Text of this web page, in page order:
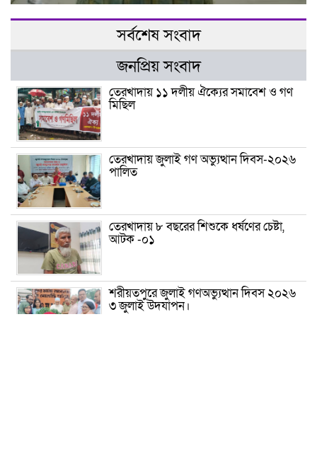
সর্বশেষ সংবাদ
জনপ্রিয় সংবাদ
তেরখাদায় ১১ দলীয় ঐক্যের সমাবেশ ও গণ
মিছিল
তেরখাদায় জুলাই গণ অভ্যুত্থান দিবস-২০২৬
পালিত
তেরখাদায় ৮ বছরের শিশুকে ধর্ষণের চেষ্টা,
আটক -০১
শরীয়তপুরে জুলাই গণঅভ্যুত্থান দিবস ২০২৬
৩ জুলাই উদযাপন।